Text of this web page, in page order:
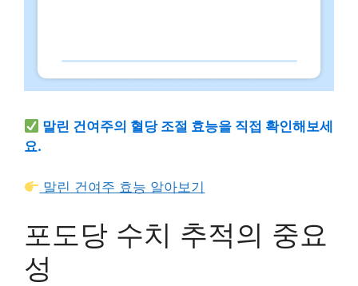
말린 건여주의 혈당 조절 효능을 직접 확인해보세
요.
말린 건여주 효능 알아보기
포도당 수치 추적의 중요
성